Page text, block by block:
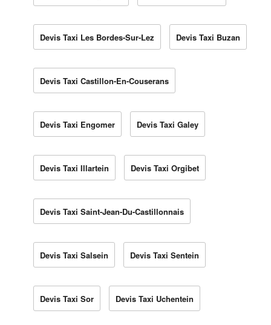
Devis Taxi Les Bordes-Sur-Lez Devis Taxi Buzan
Devis Taxi Castillon-En-Couserans
Devis Taxi Engomer Devis Taxi Galey
Devis Taxi Illartein Devis Taxi Orgibet
Devis Taxi Saint-Jean-Du-Castillonnais
Devis Taxi Salsein Devis Taxi Sentein
Devis Taxi Sor Devis Taxi Uchentein